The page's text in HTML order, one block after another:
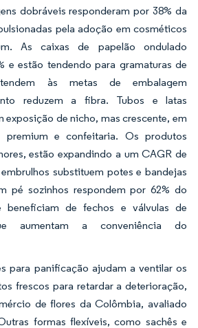
dobráveis responderam por 38% da
pela adoção em cosméticos
As caixas de papelão ondulado
e estão tendendo para gramaturas de
às metas de embalagem
reduzem a fibra. Tubos e latas
de nicho, mas crescente, em
premium e confeitaria. Os produtos
estão expandindo a um CAGR de
substituem potes e bandejas
pé sozinhos respondem por 62% do
beneficiam de fechos e válvulas de
aumentam a conveniência do
para panificação ajudam a ventilar os
frescos para retardar a deterioração,
de flores da Colômbia, avaliado
formas flexíveis, como sachês e